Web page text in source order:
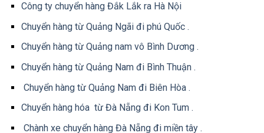
Công ty chuyển hàng Đắk Lắk ra Hà Nội
Chuyển hàng từ Quảng Ngãi đi phú Quốc .
Chuyển hàng từ Quảng nam vô Bình Dương .
Chuyển hàng từ Quảng Nam đi Bình Thuận .
Chuyển hàng từ Quảng Nam đi Biên Hòa .
Chuyển hàng hóa từ Đà Nẵng đi Kon Tum .
Chành xe chuyển hàng Đà Nẵng đi miền tây .